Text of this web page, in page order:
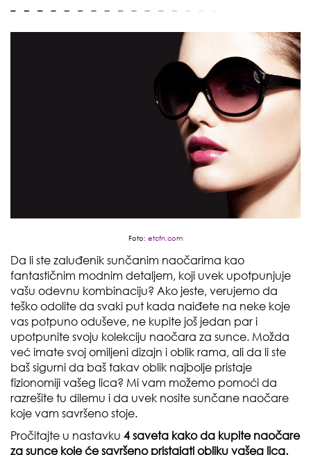
Foto: etcfn.com
Da li ste zaluđenik sunčanim naočarima kao
fantastičnim modnim detaljem, koji uvek upotpunjuje
vašu odevnu kombinaciju? Ako jeste, verujemo da
teško odolite da svaki put kada naiđete na neke koje
vas potpuno oduševe, ne kupite još jedan par i
upotpunite svoju kolekciju naočara za sunce. Možda
već imate svoj omiljeni dizajn i oblik rama, ali da li ste
baš sigurni da baš takav oblik najbolje pristaje
fizionomiji vašeg lica? Mi vam možemo pomoći da
razrešite tu dilemu i da uvek nosite sunčane naočare
koje vam savršeno stoje.
Pročitajte u nastavku 4 saveta kako da kupite naočare
za sunce koje će savršeno pristajati obliku vašeg lica.